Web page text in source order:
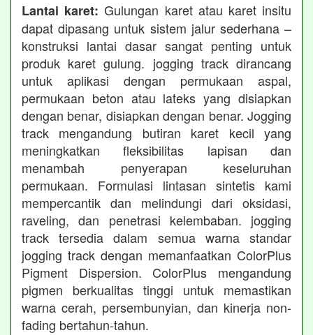
Lantai karet: Gulungan karet atau karet insitu
dapat dipasang untuk sistem jalur sederhana –
konstruksi lantai dasar sangat penting untuk
produk karet gulung. jogging track dirancang
untuk aplikasi dengan permukaan aspal,
permukaan beton atau lateks yang disiapkan
dengan benar, disiapkan dengan benar. Jogging
track mengandung butiran karet kecil yang
meningkatkan fleksibilitas lapisan dan
menambah penyerapan keseluruhan
permukaan. Formulasi lintasan sintetis kami
mempercantik dan melindungi dari oksidasi,
raveling, dan penetrasi kelembaban. jogging
track tersedia dalam semua warna standar
jogging track dengan memanfaatkan ColorPlus
Pigment Dispersion. ColorPlus mengandung
pigmen berkualitas tinggi untuk memastikan
warna cerah, persembunyian, dan kinerja non-
fading bertahun-tahun.